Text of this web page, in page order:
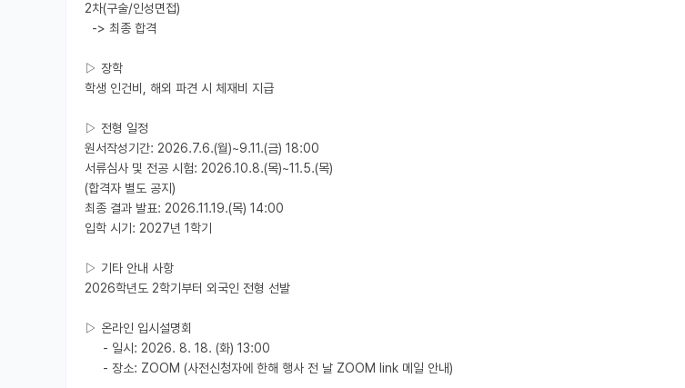
2차(구술/인성면접)
▷ 장학
학생 인건비, 해외 파견 시 체재비 지급
▷ 전형 일정
원서작성기간: 2026.7.6.(월)~9.11.(금) 18:00
서류심사 및 전공 시험: 2026.10.8.(목)~11.5.(목)
(합격자 별도 공지)
최종 결과 발표: 2026.11.19.(목) 14:00
입학 시기: 2027년 1학기
▷ 기타 안내 사항
2026학년도 2학기부터 외국인 전형 선발
▷ 온라인 입시설명회